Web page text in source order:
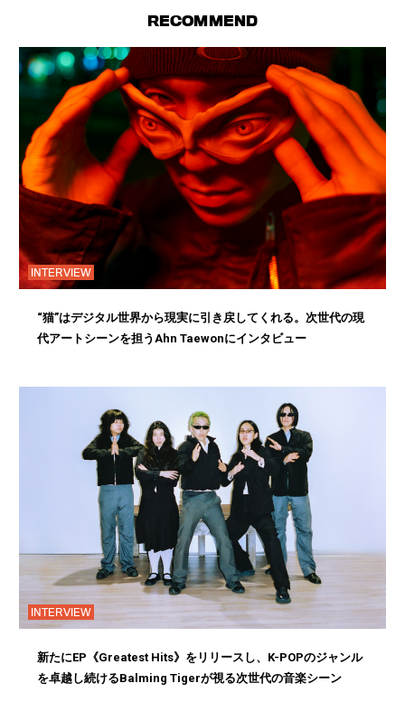
RECOMMEND
INTERVIEW
“猫”はデジタル世界から現実に引き戻してくれる。次世代の現
代アートシーンを担うAhn Taewonにインタビュー
INTERVIEW
新たにEP《Greatest Hits》をリリースし、K-POPのジャンル
を卓越し続けるBalming Tigerが視る次世代の音楽シーン